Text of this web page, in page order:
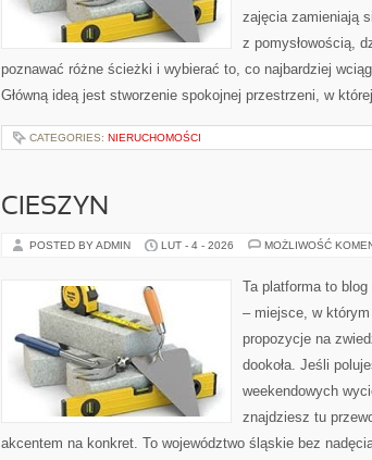
zajęcia zamieniają
z pomysłowością,
poznawać różne ścieżki i wybierać to, co najbardziej
Główną ideą jest stworzenie spokojnej przestrzeni, w
CATEGORIES: NIERUCHOMOŚCI
CIESZYN
POSTED BY ADMIN LUT - 4 - 2026 MOŻLIWOŚĆ
Ta platforma to
– miejsce, w
propozycje na
dookoła. Jeśli
weekendowych
znajdziesz tu
akcentem na konkret. To województwo śląskie bez